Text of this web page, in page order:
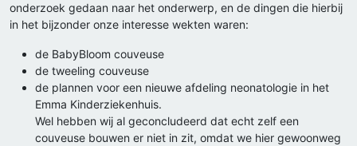
onderzoek gedaan naar het onderwerp, en de dingen die hierbij
in het bijzonder onze interesse wekten waren:
de BabyBloom couveuse
de tweeling couveuse
de plannen voor een nieuwe afdeling neonatologie in het
Emma Kinderziekenhuis.
Wel hebben wij al geconcludeerd dat echt zelf een
couveuse bouwen er niet in zit, omdat we hier gewoonweg